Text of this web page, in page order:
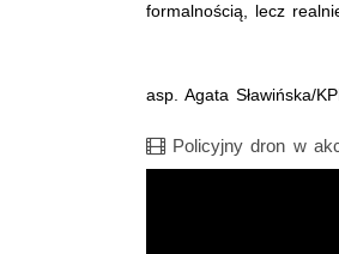
formalnością, lecz
asp. Agata Sławińska/
Film
Policyjny dron w